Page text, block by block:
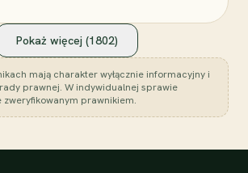
Pokaż więcej (1802)
mają charakter wyłącznie informacyjny i
prawnej. W indywidualnej sprawie
zweryfikowanym prawnikiem.